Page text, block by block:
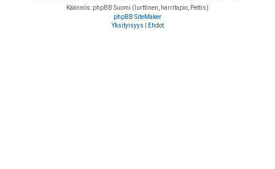
Käännös: phpBB Suomi (lurttinen, harritapio, Pettis)
phpBB SiteMaker
Yksityisyys
Ehdot